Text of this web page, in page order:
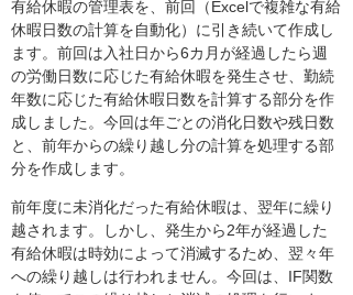
有給休暇の管理表を、前回（Excelで複雑な有給
休暇日数の計算を自動化）に引き続いて作成し
ます。前回は入社日から6カ月が経過したら週
の労働日数に応じた有給休暇を発生させ、勤続
年数に応じた有給休暇日数を計算する部分を作
成しました。今回は年ごとの消化日数や残日数
と、前年からの繰り越し分の計算を処理する部
分を作成します。
前年度に未消化だった有給休暇は、翌年に繰り
越されます。しかし、発生から2年が経過した
有給休暇は時効によって消滅するため、翌々年
への繰り越しは行われません。今回は、IF関数